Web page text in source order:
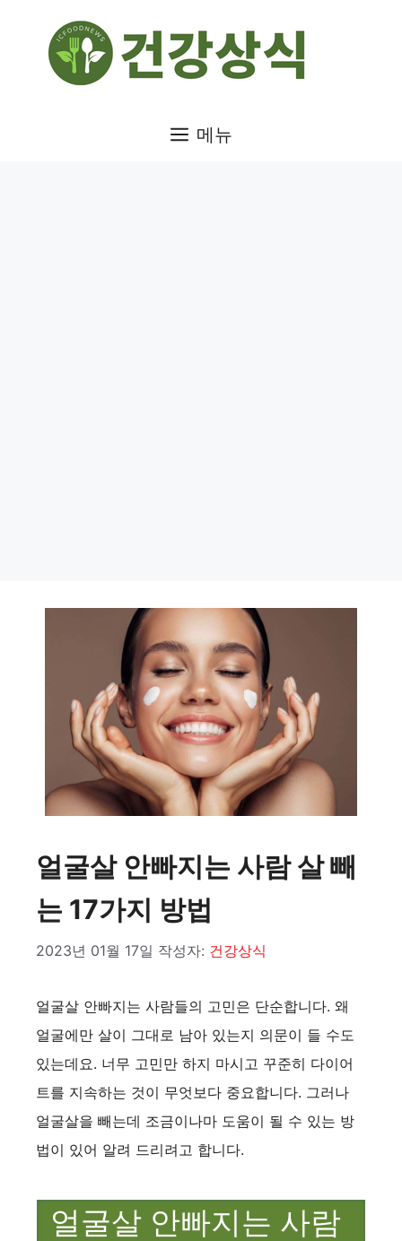
메뉴
얼굴살 안빠지는 사람 살 빼
는 17가지 방법
2023년 01월 17일 작성자: 건강상식
얼굴살 안빠지는 사람들의 고민은 단순합니다. 왜
얼굴에만 살이 그대로 남아 있는지 의문이 들 수도
있는데요. 너무 고민만 하지 마시고 꾸준히 다이어
트를 지속하는 것이 무엇보다 중요합니다. 그러나
얼굴살을 빼는데 조금이나마 도움이 될 수 있는 방
법이 있어 알려 드리려고 합니다.
얼굴살 안빠지는 사람